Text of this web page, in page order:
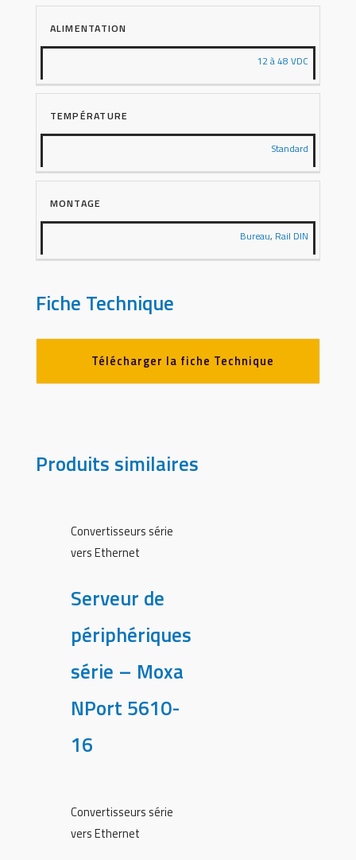
ALIMENTATION
12 à 48 VDC
TEMPÉRATURE
Standard
MONTAGE
Bureau, Rail DIN
Fiche Technique
Télécharger la fiche Technique
Produits similaires
Convertisseurs série
vers Ethernet
Serveur de
périphériques
série – Moxa
NPort 5610-
16
Convertisseurs série
vers Ethernet